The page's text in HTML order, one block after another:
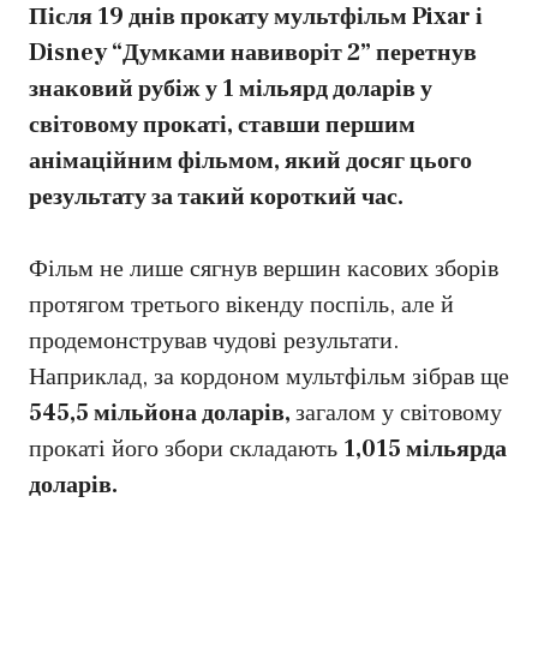
Після 19 днів прокату мультфільм Pixar і
Disney “Думками навиворіт 2” перетнув
знаковий рубіж у 1 мільярд доларів у
світовому прокаті, ставши першим
анімаційним фільмом, який досяг цього
результату за такий короткий час.
Фільм не лише сягнув вершин касових зборів
протягом третього вікенду поспіль, але й
продемонстрував чудові результати.
Наприклад, за кордоном мультфільм зібрав ще
545,5 мільйона доларів,загалом у світовому
прокаті його збори складають 1,015 мільярда
доларів.